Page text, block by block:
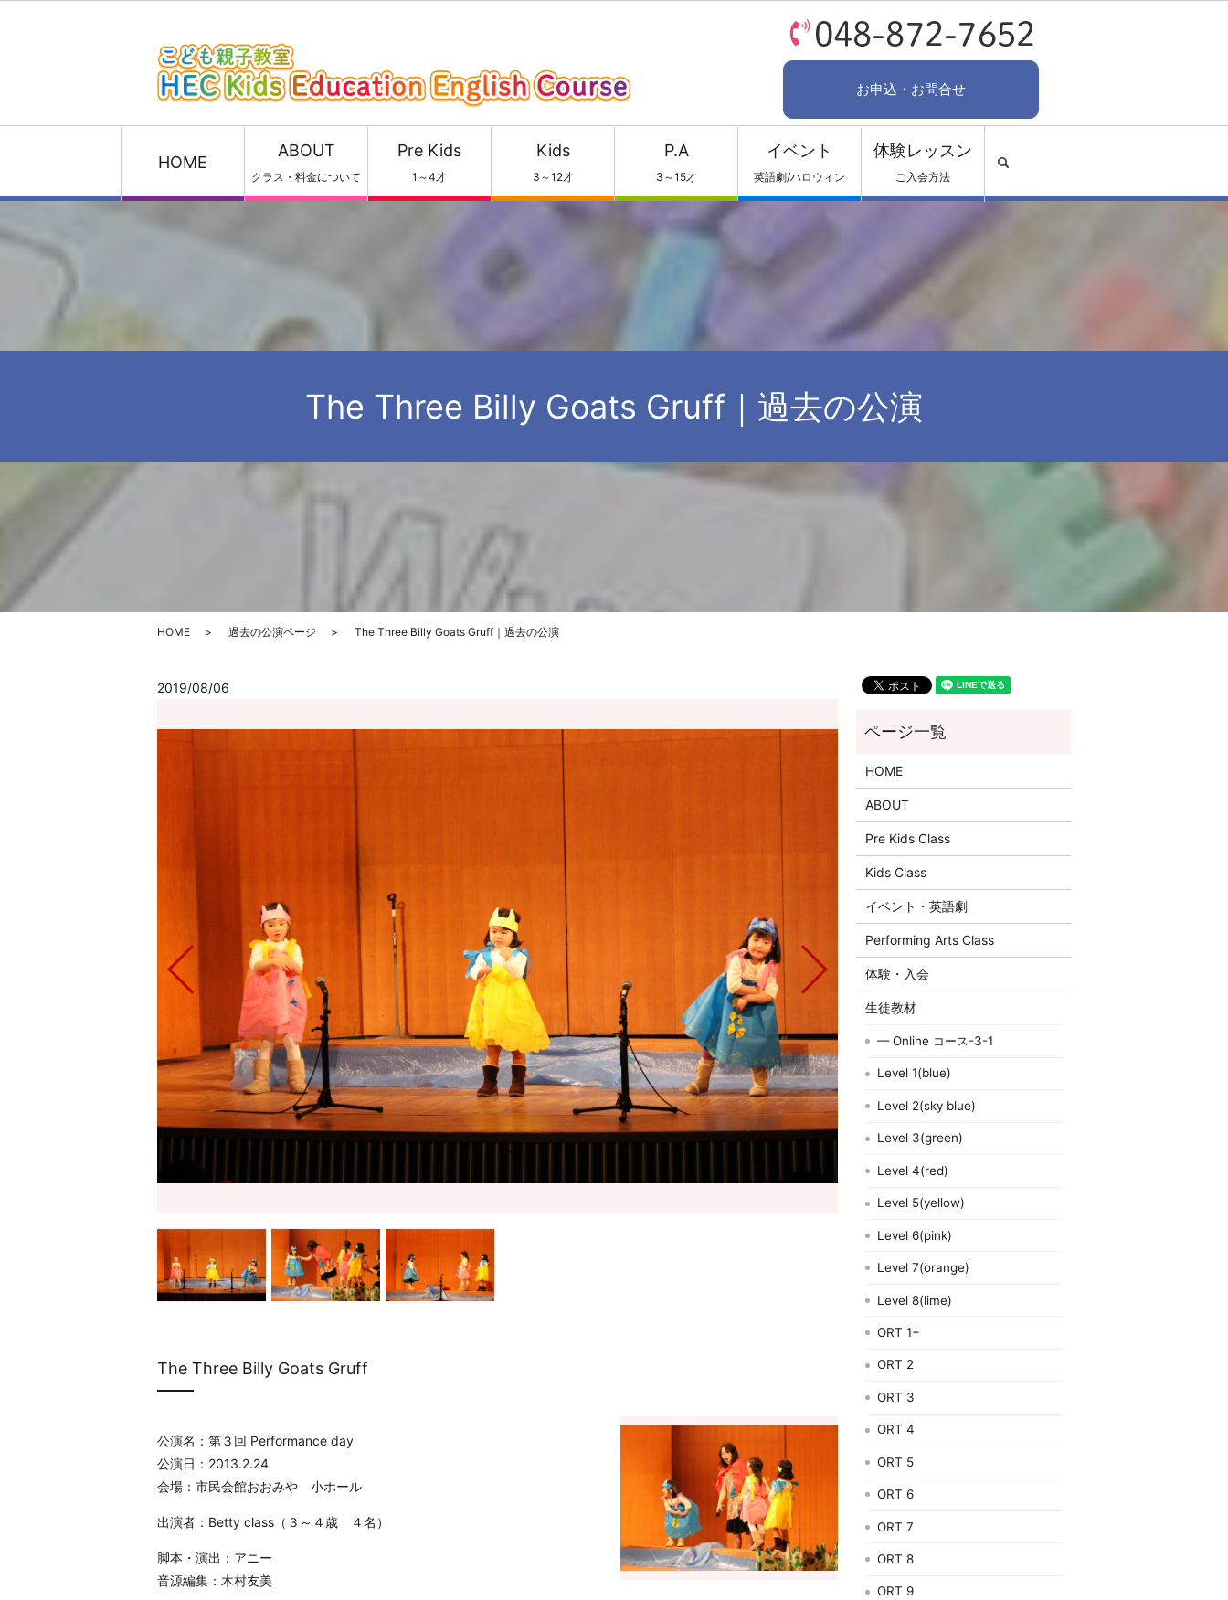
お申込・お問合せ
HOME
ABOUT
クラス・料金について
Pre Kids
1～4才
Kids
3～12才
P.A
3～15才
イベント
英語劇/ハロウィン
体験レッスン
ご入会方法
The Three Billy Goats Gruff｜過去の公演
HOME 過去の公演ページ The Three Billy Goats Gruff｜過去の公演
2019/08/06
The Three Billy Goats Gruff
公演名：第３回 Performance day
公演日：2013.2.24
会場：市民会館おおみや 小ホール
出演者：Betty class（３～４歳 ４名）
脚本・演出：アニー
音源編集：木村友美
HOME
ABOUT
Pre Kids Class
Kids Class
イベント・英語劇
Performing Arts Class
体験・入会
生徒教材
— Online コース-3-1
Level 1(blue)
Level 2(sky blue)
Level 3(green)
Level 4(red)
Level 5(yellow)
Level 6(pink)
Level 7(orange)
Level 8(lime)
ORT 1+
ORT 2
ORT 3
ORT 4
ORT 5
ORT 6
ORT 7
ORT 8
ORT 9